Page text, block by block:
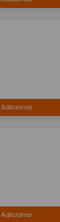
Adicionar
Adicionar